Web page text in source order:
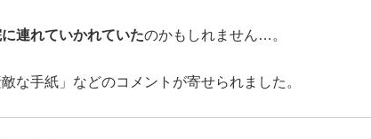
連れていかれていたのかもしれません…。
な手紙」などのコメントが寄せられました。